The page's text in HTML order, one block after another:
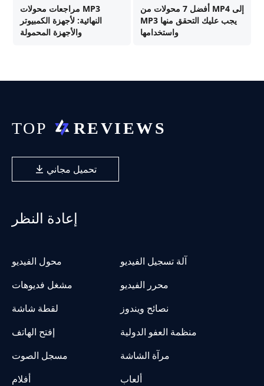
مراجعات محولات MP3
النهائية: لأجهزة الكمبيوتر
والأجهزة المحمولة
أفضل 7 محولات من MP4 إلى
MP3 يجب عليك التحقق منها
واستخدامها
تحميل مجاني
إعادة النظر
محول الفيديو
آلة تسجيل الفيديو
مشغل فديوهات
محرر الفيديو
لقطة شاشة
نصائح ويندوز
إفتح الهاتف
منظمة العفو الدولية
مسجل الصوت
مرآة الشاشة
أفلام
ألعاب